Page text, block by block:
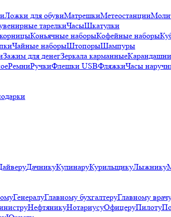
Ложки для обувиМатрешкиМетеостанции
тарелкиЧасыШкатулки
Коньячные наборыКофейные наборы
Чайные наборыШтопорыШампуры
Зажим для денегЗеркала карманные
РемниРучкиФлешки USBФляжкиЧасы
ДачникуКулинаруКурильщикуЛыжнику
ГенералуГлавному бухгалтеруГлавному
НефтяникуНотариусуОфицеруПилоту